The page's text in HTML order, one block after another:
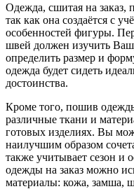
Одежда, сшитая на заказ,
так как она создаётся с
особенностей фигуры.
швей должен изучить
определить размер и
одежда будет сидеть
достоинства.
Кроме того, пошив
различные ткани и
готовых изделиях. Вы
наилучшим образом
также учитывает сезон и
одежды на заказ можно
материалы: кожа, замша,